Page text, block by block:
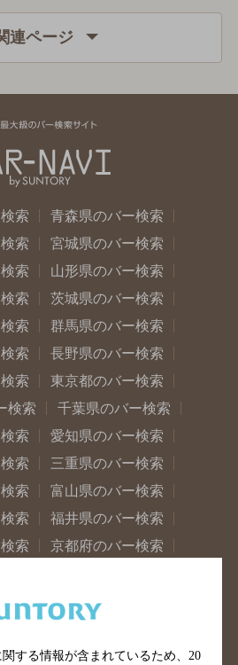
連ページ
索
青森県のバー検索
索
宮城県のバー検索
索
山形県のバー検索
索
茨城県のバー検索
索
群馬県のバー検索
索
長野県のバー検索
索
東京都のバー検索
検索
千葉県のバー検索
索
愛知県のバー検索
索
三重県のバー検索
索
富山県のバー検索
索
福井県のバー検索
索
京都府のバー検索
索
和歌山県のバー検索
索
鳥取県のバー検索
する情報が含まれているため、 20